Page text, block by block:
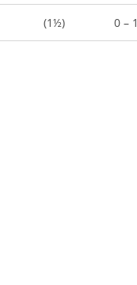
(1½) 0 – 1